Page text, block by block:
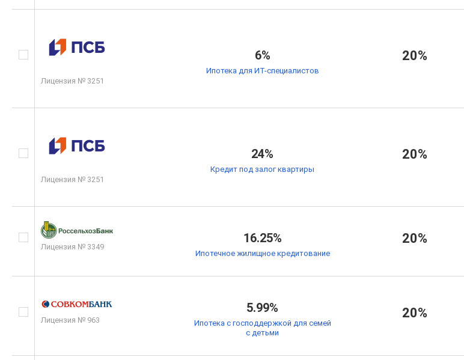
Лицензия № 3251
6%
Ипотека для ИТ-специалистов
20%
Лицензия № 3251
24%
Кредит под залог квартиры
20%
Лицензия № 3349
16.25%
Ипотечное жилищное кредитование
20%
Лицензия № 963
5.99%
Ипотека с господдержкой для семей
с детьми
20%